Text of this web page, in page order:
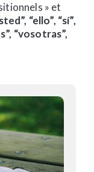
» et
“ello”, “sí”,
“vosotras”,